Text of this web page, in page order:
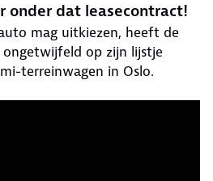
onder dat leasecontract!
mag uitkiezen, heeft de
ongetwijfeld op zijn lijstje
terreinwagen in Oslo.